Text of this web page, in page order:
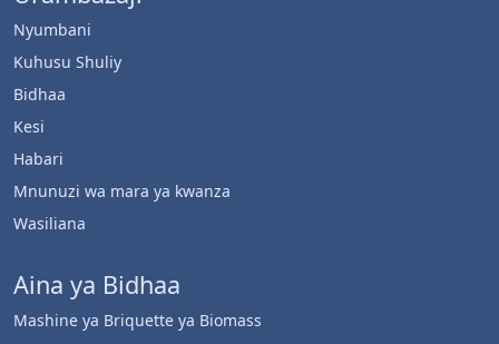
Nyumbani
Kuhusu Shuliy
Bidhaa
Kesi
Habari
Mnunuzi wa mara ya kwanza
Wasiliana
Aina ya Bidhaa
Mashine ya Briquette ya Biomass